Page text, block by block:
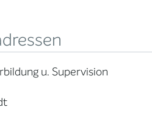
u. Supervision